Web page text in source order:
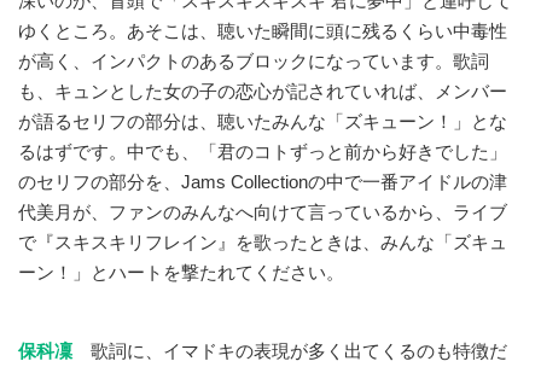
ゆくところ。あそこは、聴いた瞬間に頭に残るくらい中毒性
が高く、インパクトのあるブロックになっています。歌詞
も、キュンとした女の子の恋心が記されていれば、メンバー
が語るセリフの部分は、聴いたみんな「ズキューン！」とな
るはずです。中でも、「君のコトずっと前から好きでした」
のセリフの部分を、Jams Collectionの中で一番アイドルの津
代美月が、ファンのみんなへ向けて言っているから、ライブ
で『スキスキリフレイン』を歌ったときは、みんな「ズキュ
ーン！」とハートを撃たれてください。
保科凜 歌詞に、イマドキの表現が多く出てくるのも特徴だ